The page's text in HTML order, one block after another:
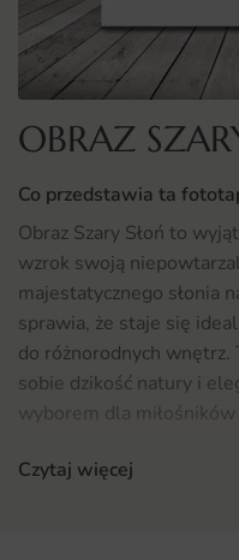
OBRAZ
Co przedstawia ta
Obraz Szary Słoń to
wzrok swoją
majestatycznego słonia
sprawia, że staje się
do różnorodnych wnętrz.
sobie dzikość natury i
wyborem dla
motywem słonia nadają
Czytaj więcej